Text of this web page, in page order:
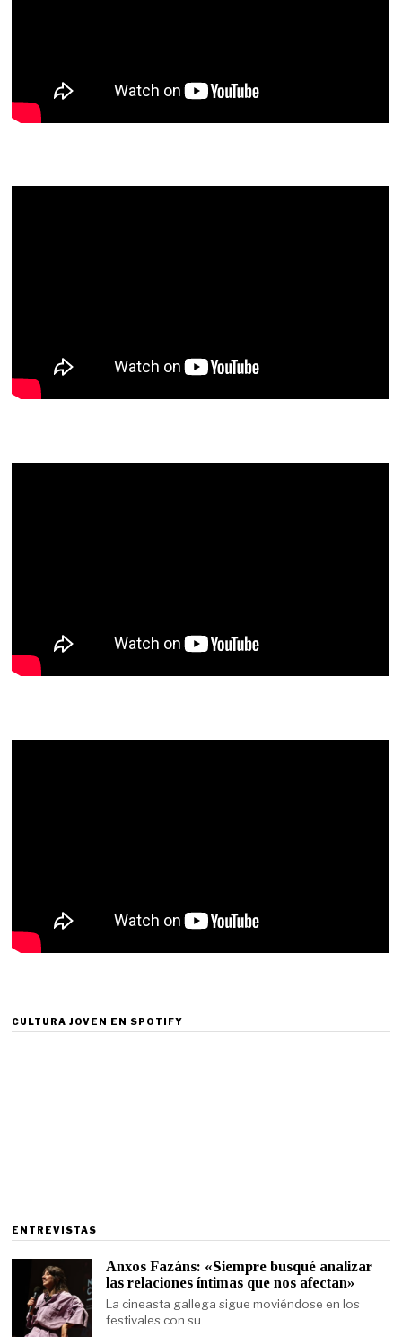
CULTURA JOVEN EN SPOTIFY
ENTREVISTAS
Anxos Fazáns: «Siempre busqué analizar
las relaciones íntimas que nos afectan»
La cineasta gallega sigue moviéndose en los
festivales con su